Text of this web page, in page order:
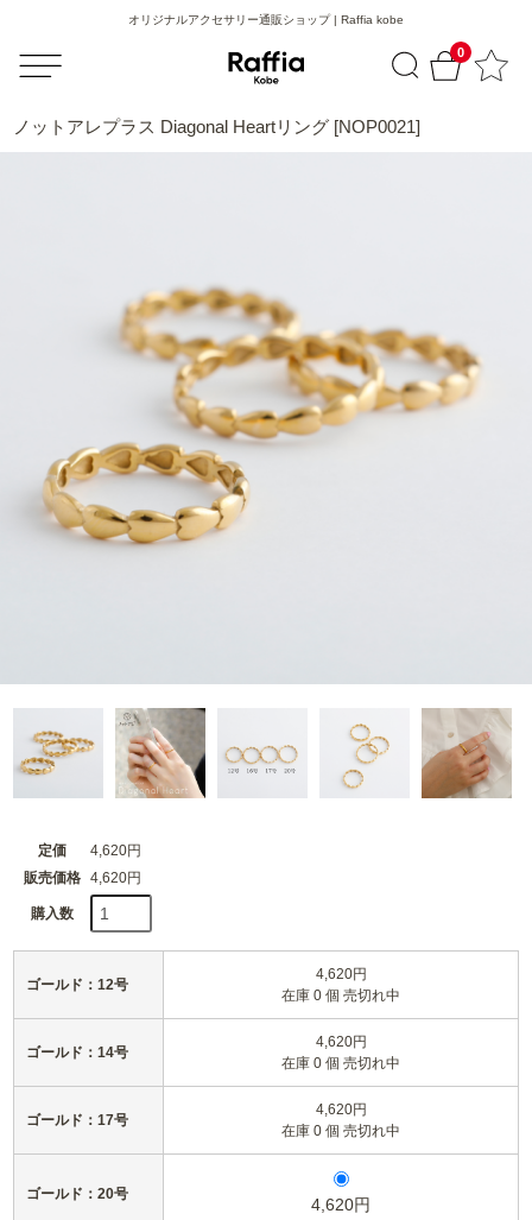
0
オリジナルアクセサリー通販ショップ | Raffia kobe
ノットアレプラス Diagonal Heartリング [NOP0021]
定価
4,620円
販売価格
4,620円
購入数
ゴールド：12号
4,620円
在庫 0 個 売切れ中
ゴールド：14号
4,620円
在庫 0 個 売切れ中
ゴールド：17号
4,620円
在庫 0 個 売切れ中
ゴールド：20号
4,620円